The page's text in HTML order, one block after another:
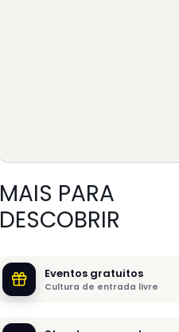
MAIS PARA
DESCOBRIR
Eventos gratuitos
Cultura de entrada livre